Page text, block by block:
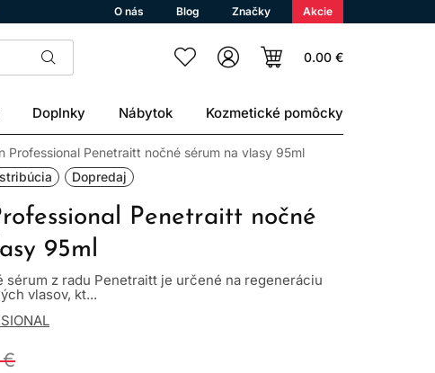
O nás Blog Značky Akcie
0.00 €
Doplnky Nábytok Kozmetické pomôcky
Professional Penetraitt nočné sérum na vlasy 95ml
Dopredaj
Penetraitt nočné
95ml
sérum z radu Penetraitt je určené na regeneráciu
vlasov, kt...